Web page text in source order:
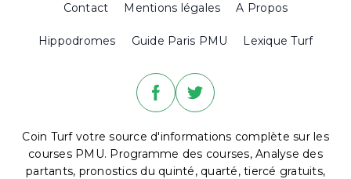
Contact Mentions légales A Propos
Hippodromes Guide Paris PMU Lexique Turf
Coin Turf votre source d'informations complète sur les
courses PMU. Programme des courses, Analyse des
partants, pronostics du quinté, quarté, tiercé gratuits,